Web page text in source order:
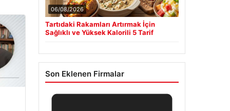
06/08/2026
Tartıdaki Rakamları Artırmak İçin
Sağlıklı ve Yüksek Kalorili 5 Tarif
Son Eklenen Firmalar